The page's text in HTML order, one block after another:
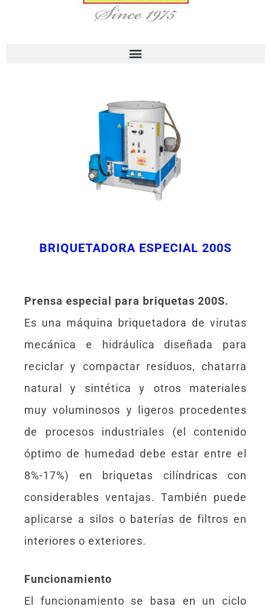
BRIQUETADORA ESPECIAL 200S
Prensa especial para briquetas 200S.
Es una máquina briquetadora de virutas
mecánica e hidráulica diseñada para
reciclar y compactar residuos, chatarra
natural y sintética y otros materiales
muy voluminosos y ligeros procedentes
de procesos industriales (el contenido
óptimo de humedad debe estar entre el
8%-17%) en briquetas cilíndricas con
considerables ventajas. También puede
aplicarse a silos o baterías de filtros en
interiores o exteriores.
Funcionamiento
El funcionamiento se basa en un ciclo